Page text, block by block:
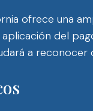
ofrece una
del
a